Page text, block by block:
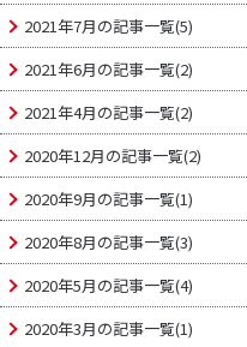
2021年7月の記事一覧(5)
2021年6月の記事一覧(2)
2021年4月の記事一覧(2)
2020年12月の記事一覧(2)
2020年9月の記事一覧(1)
2020年8月の記事一覧(3)
2020年5月の記事一覧(4)
2020年3月の記事一覧(1)